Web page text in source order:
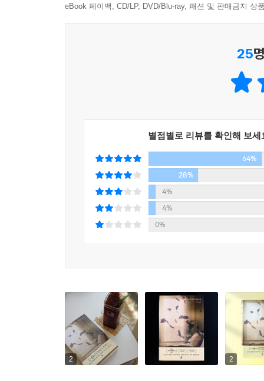
못하는 두 주인공은 다시 한번 용기를 내는데…
완벽한 성숙함! 와타야 문학이 정점에 올랐다.”
“이런 이야기를 써줘서 고맙다.” 〈처음부터 내
그들이 생생한 만큼 소설의 서사 역시 진실되다
소설의 새 지평을 선보인 와타야 리사. 어느덧
전부인 청춘의 현재를 직접 확인해보길 권한다.
“있는 그대로의 진실된 연애담을 쓰고 싶었습니다.
eBook 페이백, CD/LP, DVD/Blu-ray, 패션 및 판매금지 상
25
별점별로 리뷰를 확인해 보세
64%
28%
4%
4%
0%
2 2